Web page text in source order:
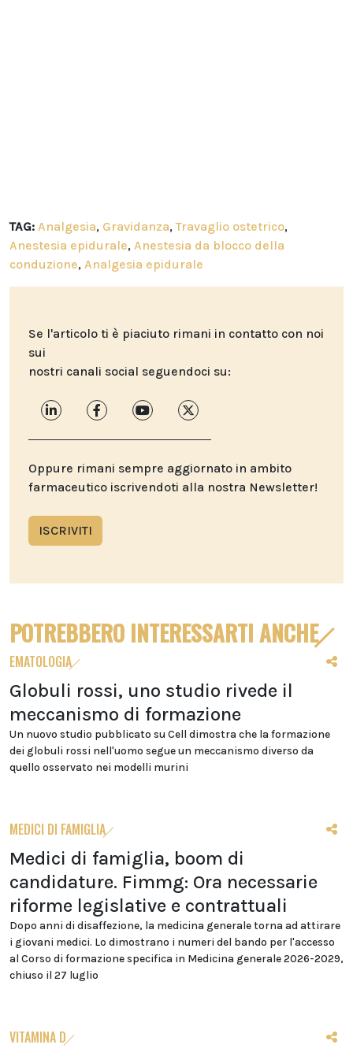
TAG: Analgesia, Gravidanza,Travaglio ostetrico,
Anestesia epidurale, Anestesia da blocco della
conduzione, Analgesia epidurale
Se l'articolo ti è piaciuto rimani in contatto con noi
sui
nostri canali social seguendoci su:
Oppure rimani sempre aggiornato in ambito
farmaceutico iscrivendoti alla nostra Newsletter!
ISCRIVITI
POTREBBERO INTERESSARTI ANCHE
EMATOLOGIA
Globuli rossi, uno studio rivede il
meccanismo di formazione
Un nuovo studio pubblicato su Cell dimostra che la formazione
dei globuli rossi nell'uomo segue un meccanismo diverso da
quello osservato nei modelli murini
MEDICI DI FAMIGLIA
Medici di famiglia, boom di
candidature. Fimmg: Ora necessarie
riforme legislative e contrattuali
Dopo anni di disaffezione, la medicina generale torna ad attirare
i giovani medici. Lo dimostrano i numeri del bando per l'accesso
al Corso di formazione specifica in Medicina generale 2026-2029,
chiuso il 27 luglio
VITAMINA D